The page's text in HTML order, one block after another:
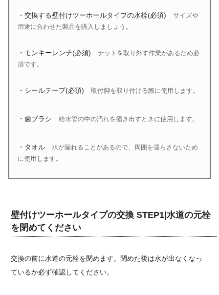
・交換する壁付けツーホールタイプの水栓(必須) サイズや
用途に合わせた製品を購入しましょう。
・モンキーレンチ(必須) ナットを取り外す作業があるため必
須です。
・シールテープ(必須) 取付脚を取り付ける際に使用します。
・歯ブラシ 給水管の中の汚れを掻き出すときに使用します。
・タオル 水が漏れることがあるので、周囲を濡らさないため
に使用します。
壁付けツーホールタイプの交換 STEP1|水道の元栓
を閉めてください
交換の前に水道の元栓を閉めます。閉めた後は水が出なくなっ
ているか必ず確認してください。